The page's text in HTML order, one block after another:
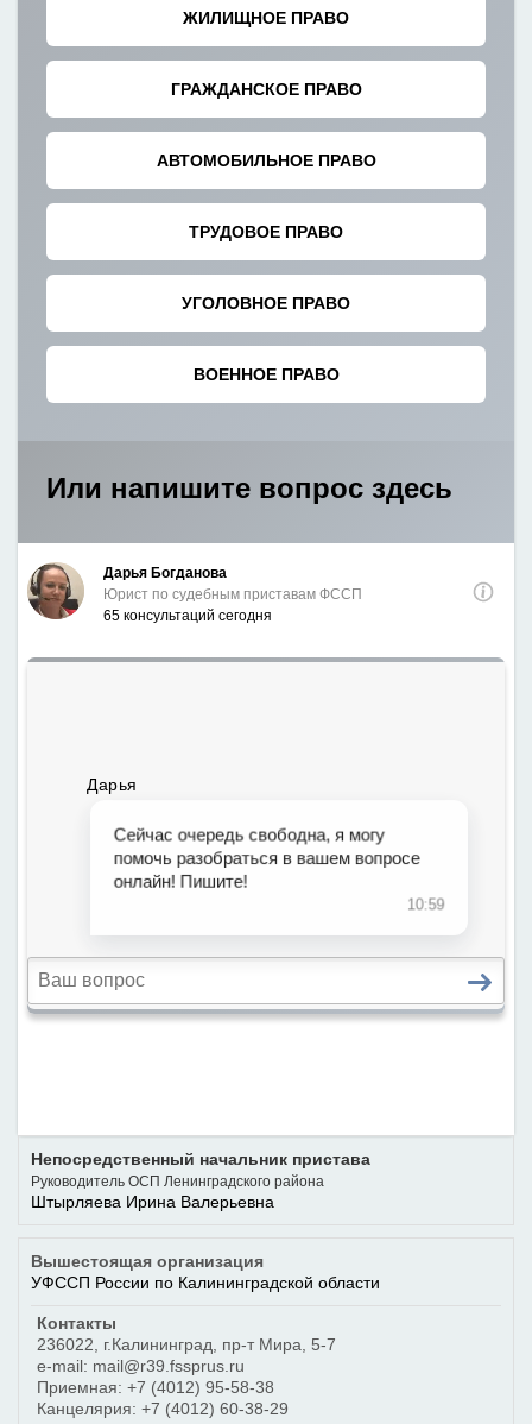
Непосредственный начальник пристава
Руководитель ОСП Ленинградского района
Штырляева Ирина Валерьевна
Вышестоящая организация
УФССП России по Калининградской области
Контакты
236022
г.Калининград
пр-т Мира, 5-7
e-mail: mail@r39.fssprus.ru
Приемная: +7 (4012) 95-58-38
Канцелярия: +7 (4012) 60-38-29